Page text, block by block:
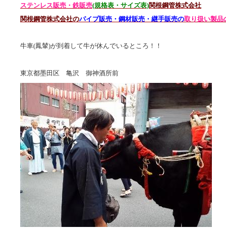
ステンレス販売・鉄販売(規格表・サイズ表)関根鋼管株式会社
関根鋼管株式会社のパイプ販売・鋼材販売・継手販売の取り扱い製品
牛車(鳳輦)が到着して牛が休んでいるところ！！
東京都墨田区 亀沢 御神酒所前